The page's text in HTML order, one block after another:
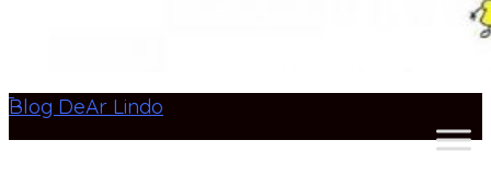
Blog DeAr Lindo